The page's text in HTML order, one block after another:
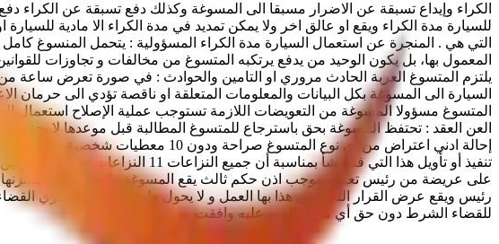
الكراء وإيداع تسبقة عن الاضرار مسبقا الى المسوغة وكذلك دفع تسبقة عن الكراء
للسيارة مدة الكراء ويقع او عالق اخر ولا يمكن تمديد في مدة الكراء الا مادية
التي هي . المنجرة عن استعمال السيارة مدة الكراء المسؤولية : يتحمل المنسوغ
السيارة الى المسوغة بكل البيانات والمعلومات المتعلقة او ناقصة تؤدي الى
المتسوغ مسؤولا المسوغة من التعويضات اللازمة تستوجب عملية الإصلاح استعمال
العن العقد : تحتفظ المسوغة بحق باسترجاع للمتسوغ المطالبة قبل موعدها لا يحق
إحالة ادني اعتراض من أي نوع
تنفيذ أو تأويل هذا التي قد تنشأ
على عريضة من رئيس تعينه بموجب اذن حكم ثالث يقع المسوغة والمتسوع و . بدائرتها
رئيس ويقع عرض القرار التحكيمي هذا بها العمل و لا يحول طبق القواتين الجاري
للقضاء الشرط دون حق أي من اطلعت عليه وافقت